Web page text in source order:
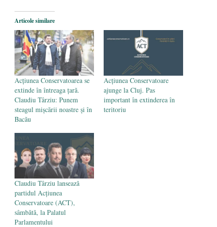
Legea Vexler produce efecte. Bustul
poetului Octavian Goga, înlăturat din Iași
- 16 aprilie 2026
Articole similare
Acțiunea Conservatoarea se
extinde în întreaga țară.
Claudiu Târziu: Punem
steagul mișcării noastre și în
Bacău
Acțiunea Conservatoare
ajunge la Cluj. Pas
important în extinderea în
teritoriu
Claudiu Târziu lansează
partidul Acțiunea
Conservatoare (ACT),
sâmbătă, la Palatul
Parlamentului